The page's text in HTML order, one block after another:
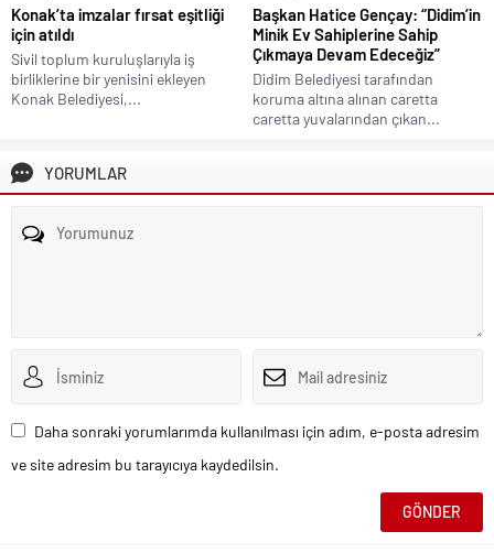
Konak’ta imzalar fırsat eşitliği
için atıldı
Sivil toplum kuruluşlarıyla iş
birliklerine bir yenisini ekleyen
Konak Belediyesi,...
Başkan Hatice Gençay: “Didim’in
Minik Ev Sahiplerine Sahip
Çıkmaya Devam Edeceğiz”
Didim Belediyesi tarafından
koruma altına alınan caretta
caretta yuvalarından çıkan...
YORUMLAR
Daha sonraki yorumlarımda kullanılması için adım, e-posta adresim
ve site adresim bu tarayıcıya kaydedilsin.